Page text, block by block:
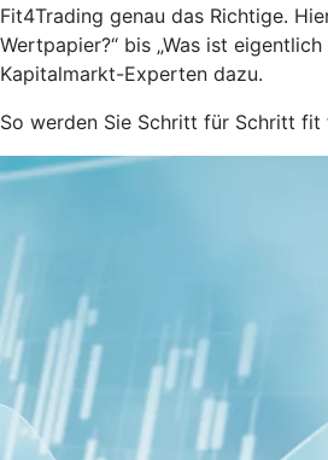
Fit4Trading genau das Richtige.
Wertpapier?“ bis „Was ist
Kapitalmarkt-Experten dazu.
So werden Sie Schritt für Schritt